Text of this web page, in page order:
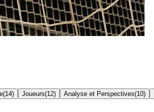
(14) Joueurs(12) Analyse et Perspectives(10)